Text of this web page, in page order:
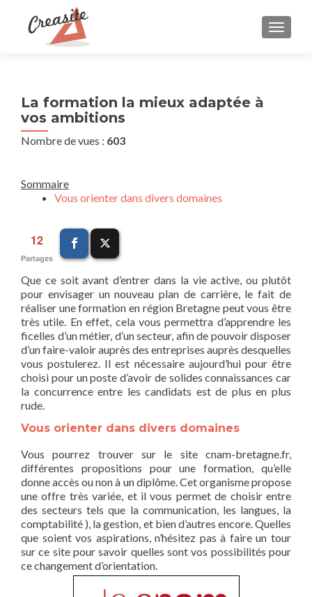
La formation la mieux adaptée à
vos ambitions
Nombre de vues : 603
Sommaire
Vous orienter dans divers domaines
12
Partages
Que ce soit avant d’entrer dans la vie active, ou plutôt
pour envisager un nouveau plan de carrière, le fait de
réaliser une formation en région Bretagne peut vous être
très utile. En effet, cela vous permettra d’apprendre les
ficelles d’un métier, d’un secteur, afin de pouvoir disposer
d’un faire-valoir auprès des entreprises auprès desquelles
vous postulerez. Il est nécessaire aujourd’hui pour être
choisi pour un poste d’avoir de solides connaissances car
la concurrence entre les candidats est de plus en plus
rude.
Vous orienter dans divers domaines
Vous pourrez trouver sur le site cnam-bretagne.fr,
différentes propositions pour une formation, qu’elle
donne accès ou non à un diplôme. Cet organisme propose
une offre très variée, et il vous permet de choisir entre
des secteurs tels que la communication, les langues, la
comptabilité ), la gestion, et bien d’autres encore. Quelles
que soient vos aspirations, n’hésitez pas à faire un tour
sur ce site pour savoir quelles sont vos possibilités pour
ce changement d’orientation.